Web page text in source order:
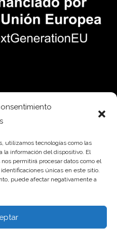
utilizamos tecnologías como las
la información del dispositivo. El
permitirá procesar datos como el
únicas en este sitio.
puede afectar negativamente a